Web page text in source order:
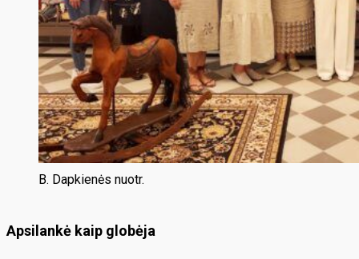
B. Dapkienės nuotr.
Apsilankė kaip globėja